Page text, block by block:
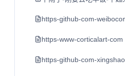
https-github-com-
https-www-corticalart-com
https-github-com-